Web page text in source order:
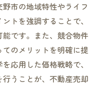
市の地域特性やライフ
トを強調することで、
です。また、競合物件
のメリットを明確に提
応用した価格戦略で、
うことが、不動産売却